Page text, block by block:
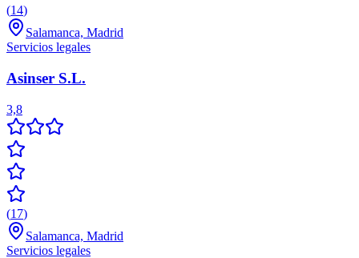
(14)
Salamanca, Madrid
Servicios legales
Asinser S.L.
3,8
(17)
Salamanca, Madrid
Servicios legales